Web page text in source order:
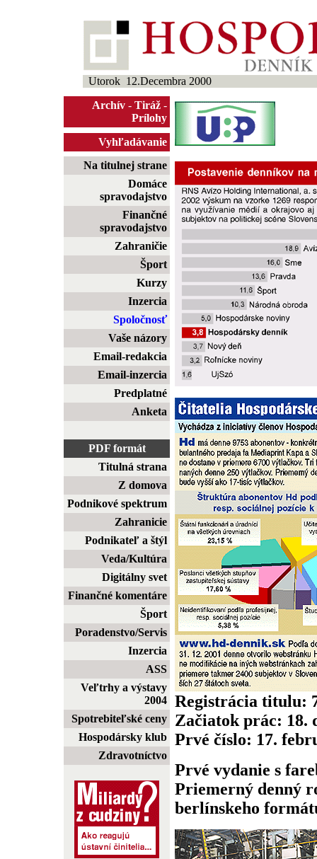
Utorok 12.Decembra 2000
Archív - Tiráž -
Prílohy
Vyhľadávanie
Na titulnej strane
Domáce
spravodajstvo
Finančné
spravodajstvo
Zahraničie
Šport
Kurzy
Inzercia
Spoločnosť
Vaše názory
Email-redakcia
Email-inzercia
Predplatné
Anketa
PDF formát
Titulná strana
Z domova
Podnikové spektrum
Zahranicie
Podnikateľ a štýl
Veda/Kultúra
Digitálny svet
Finančné komentáre
Šport
Poradenstvo/Servis
Inzercia
ASS
Veľtrhy a výstavy
2004
Spotrebiteľské ceny
Hospodársky klub
Zdravotníctvo
Registrácia titulu:
Začiatok prác: 18.
Prvé číslo: 17.
Prvé vydanie s
Priemerný denný
berlínskeho